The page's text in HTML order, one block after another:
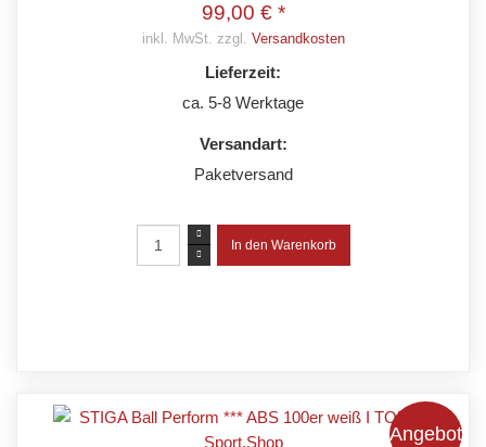
99,00 € *
inkl. MwSt. zzgl. Versandkosten
Lieferzeit:
ca. 5-8 Werktage
Versandart:
Paketversand
Angebot